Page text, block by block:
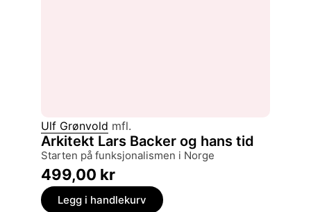
Ulf Grønvold mfl.
Arkitekt Lars Backer og hans tid
starten på funksjonalismen i Norge
499,00 kr
Legg i handlekurv